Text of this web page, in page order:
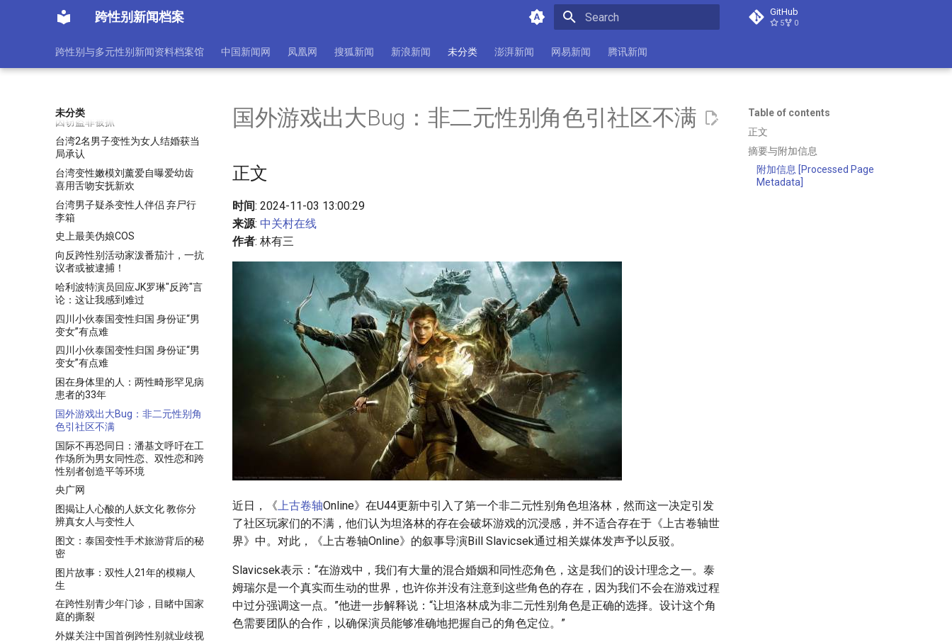
跨性别新闻档案 GitHub
5 0
跨性别与多元性别新闻资料档案馆 中国新闻网 凤凰网 搜狐新闻 新浪新闻 未分类 澎湃新闻 网易新闻 腾讯新闻
未分类
待人数飙升5倍
自杀后做变性手术
台变装癖男子偷内衣裤等女性用品
因窃盗罪被抓
台湾2名男子变性为女人结婚获当
局承认
台湾变性嫩模刘薰爱自曝爱幼齿
喜用舌吻安抚新欢
台湾男子疑杀变性人伴侣 弃尸行
李箱
史上最美伪娘COS
向反跨性别活动家泼番茄汁，一抗
议者或被逮捕！
哈利波特演员回应JK罗琳"反跨"言
论：这让我感到难过
四川小伙泰国变性归国 身份证“男
变女”有点难
四川小伙泰国变性归国 身份证“男
变女”有点难
困在身体里的人：两性畸形罕见病
患者的33年
国外游戏出大Bug：非二元性别角
色引社区不满
国际不再恐同日：潘基文呼吁在工
作场所为男女同性恋、双性恋和跨
性别者创造平等环境
央广网
图揭让人心酸的人妖文化 教你分
辨真女人与变性人
图文：泰国变性手术旅游背后的秘
密
图片故事：双性人21年的模糊人
生
在跨性别青少年门诊，目睹中国家
庭的撕裂
外媒关注中国首例跨性别就业歧视
Table of contents
正文
摘要与附加信息
附加信息 [Processed Page
Metadata]
国外游戏出大Bug：非二元性别角色引社区不满
正文
时间: 2024-11-03 13:00:29
来源: 中关村在线
作者: 林有三
近日，《上古卷轴Online》在U44更新中引入了第一个非二元性别角色坦洛林，然而这一决定引发
了社区玩家们的不满，他们认为坦洛林的存在会破坏游戏的沉浸感，并不适合存在于《上古卷轴世
界》中。对此，《上古卷轴Online》的叙事导演Bill Slavicsek通过相关媒体发声予以反驳。
Slavicsek表示：“在游戏中，我们有大量的混合婚姻和同性恋角色，这是我们的设计理念之一。泰
姆瑞尔是一个真实而生动的世界，也许你并没有注意到这些角色的存在，因为我们不会在游戏过程
中过分强调这一点。”他进一步解释说：“让坦洛林成为非二元性别角色是正确的选择。设计这个角
色需要团队的合作，以确保演员能够准确地把握自己的角色定位。”